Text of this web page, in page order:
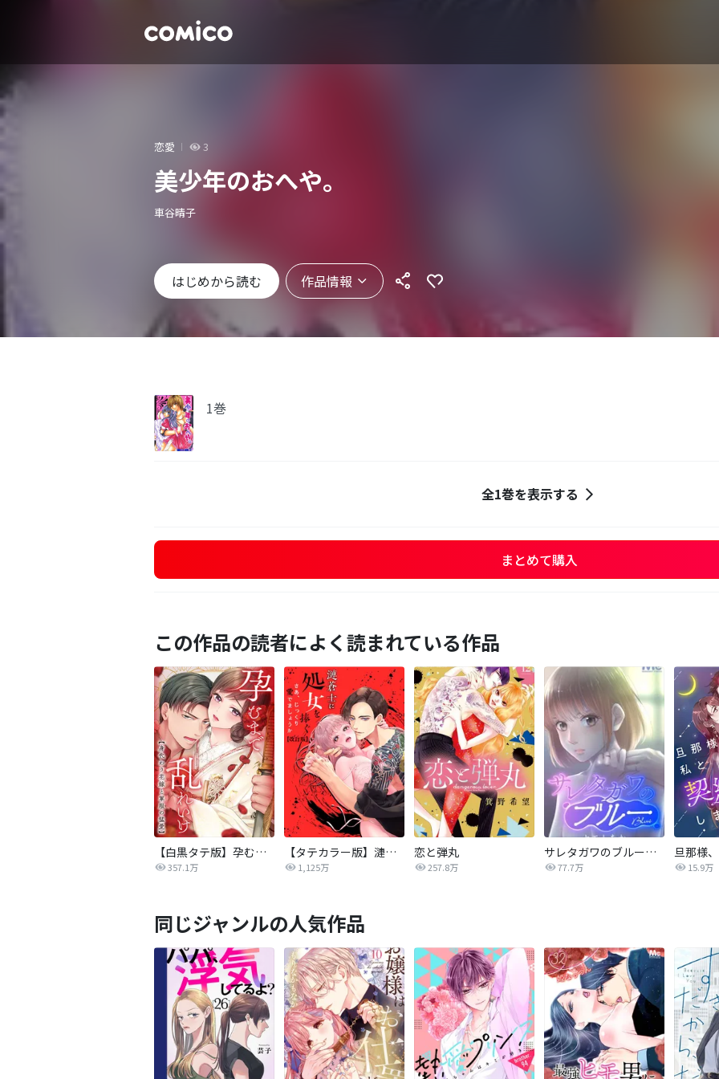
恋愛 3
美少年のおへや。
車谷晴子
はじめから読む 作品情報
1巻
全1巻を表示する
まとめて購入
この作品の読者によく読まれている作品
【白黒タテ版】孕むまで乱れいけ～身代わり花嫁と軍服の猛愛
357.1万
【タテカラー版】漣蒼士に処女を捧ぐ～さあ、じっくり愛でましょうか
1,125万
恋と弾丸
257.8万
サレタガワのブルー【タテヨミ】
77.7万 15.9万
同じジャンルの人気作品